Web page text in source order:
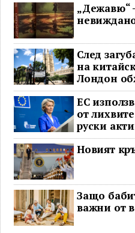
„Дежавю“
След
на
Лондон
ЕС
от
руски
Украйна
Новият
Защо
важни от